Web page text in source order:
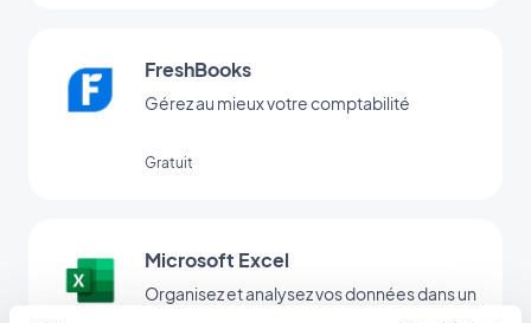
FreshBooks
Gérez au mieux votre comptabilité
Gratuit
Microsoft Excel
Organisez et analysez vos données dans un